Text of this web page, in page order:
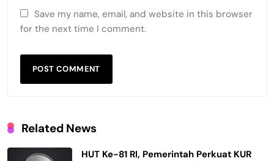
Save my name, email, and website in this browser
for the next time I comment.
Related News
HUT Ke-81 RI, Pemerintah Perkuat KUR